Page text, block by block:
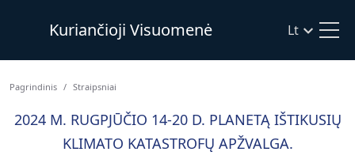
Kuriančioji Visuomenė Lt
Pagrindinis Straipsniai
2024 M. RUGPJŪČIO 14-20 D. PLANETĄ IŠTIKUSIŲ
KLIMATO KATASTROFŲ APŽVALGA.